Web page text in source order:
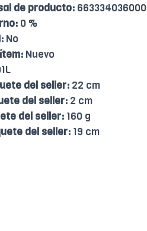
de producto: 663334036000
0 %
No
Nuevo
del seller: 22 cm
del seller: 2 cm
del seller: 160 g
del seller: 19 cm